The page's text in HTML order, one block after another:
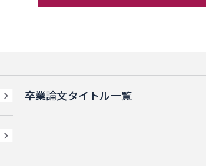
卒業論文タイトル一覧